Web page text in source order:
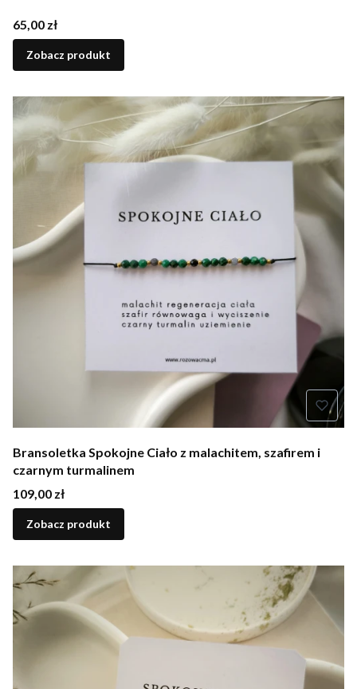
Cena
65,00 zł
Zobacz produkt
Bransoletka Spokojne Ciało z malachitem, szafirem i
czarnym turmalinem
Cena
109,00 zł
Zobacz produkt